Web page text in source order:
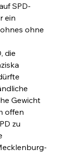
SPD-
ein
ohne
die
Gewicht
offen
zu